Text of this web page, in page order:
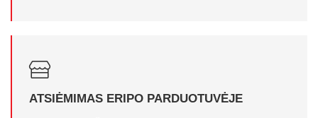
ATSIĖMIMAS ERIPO PARDUOTUVĖJE